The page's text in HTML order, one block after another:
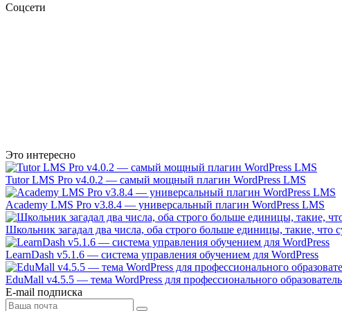
Соцсети
Это интересно
Tutor LMS Pro v4.0.2 — самый мощный плагин WordPress LMS
Academy LMS Pro v3.8.4 — универсальный плагин WordPress LMS
Школьник загадал два числа, оба строго больше единицы, такие,
LearnDash v5.1.6 — система управления обучением для WordPress
EduMall v4.5.5 — тема WordPress для профессионального
E-mail подписка